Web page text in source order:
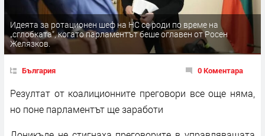
Идеята за ротационен шеф на НС се роди по време на
„сглобката“, когато парламентът беше оглавен от Росен
Желязков.
България 0 Коментара
Резултат от коалиционните преговори все още няма,
но поне парламентът ще заработи